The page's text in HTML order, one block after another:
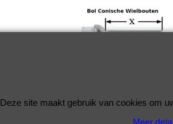
bimmershop by
Deze site maakt gebruik van cookies om
Meer